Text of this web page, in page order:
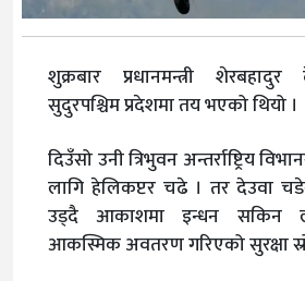
शुक्रबार प्रधानमन्त्री शेरबहादुर
सुदुरपश्चिम प्रदेशमा तय भएको थियो ।
दिउँसो उनी त्रिभुवन अन्तर्राष्ट्रिय
लागि हेलिकप्टर चढे । तर देउवा
उड्दै आकाशमा इन्धन सकिन
आकस्मिक अवतरण गरिएको सुरक्षा